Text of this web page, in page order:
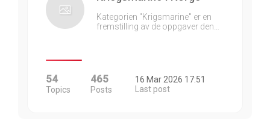
Kategorien "Krigsmarine" er en
fremstilling av de oppgaver den…
54
Topics
465
Posts
16 Mar 2026 17:51
Last post